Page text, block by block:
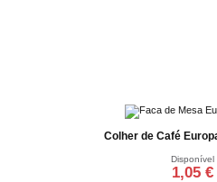
Colher de Café
Disponível
1,05 €